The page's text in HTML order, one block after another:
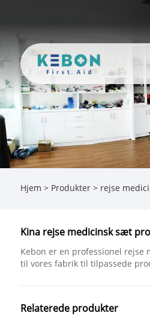
Hjem > Produkter > rejse
Kina rejse medicinsk sæt
Kebon er en professionel rejse
til vores fabrik til tilpassede
Relaterede produkter